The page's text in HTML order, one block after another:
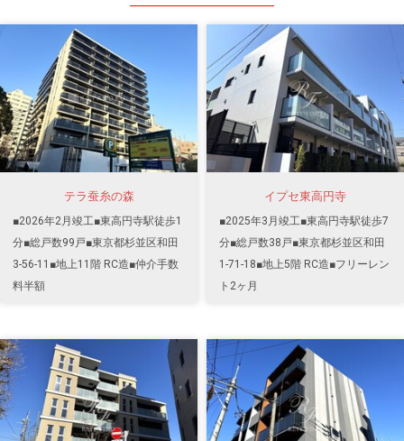
テラ蚕糸の森
■2026年2月竣工■東高円寺駅徒歩1
分■総戸数99戸■東京都杉並区和田
3-56-11■地上11階 RC造■仲介手数
料半額
イプセ東高円寺
■2025年3月竣工■東高円寺駅徒歩7
分■総戸数38戸■東京都杉並区和田
1-71-18■地上5階 RC造■フリーレン
ト2ヶ月